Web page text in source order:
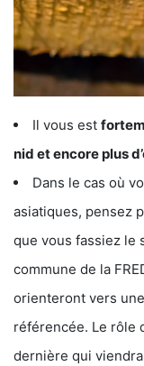
Il vous est
nid et encore plus
Dans le cas où
asiatiques, pensez
que vous fassiez le
commune de la
orienteront vers
référencée. Le rôle
dernière qui